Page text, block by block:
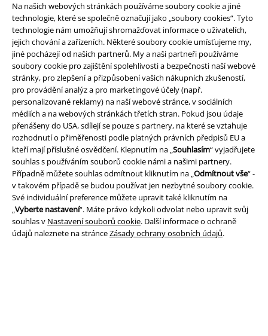
Na našich webových stránkách používáme soubory cookie a jiné
technologie, které se společně označují jako „soubory cookies“. Tyto
technologie nám umožňují shromažďovat informace o uživatelích,
jejich chování a zařízeních. Některé soubory cookie umísťujeme my,
jiné pocházejí od našich partnerů. My a naši partneři používáme
soubory cookie pro zajištění spolehlivosti a bezpečnosti naší webové
stránky, pro zlepšení a přizpůsobení vašich nákupních zkušeností,
pro provádění analýz a pro marketingové účely (např.
personalizované reklamy) na naší webové stránce, v sociálních
médiích a na webových stránkách třetích stran. Pokud jsou údaje
přenášeny do USA, sdílejí se pouze s partnery, na které se vztahuje
rozhodnutí o přiměřenosti podle platných právních předpisů EU a
kteří mají příslušné osvědčení. Klepnutím na „Souhlasím“ vyjadřujete
souhlas s používáním souborů cookie námi a našimi partnery.
Případně můžete souhlas odmítnout kliknutím na „Odmítnout vše“ -
v takovém případě se budou používat jen nezbytné soubory cookie.
Své individuální preference můžete upravit také kliknutím na
„Vyberte nastavení“. Máte právo kdykoli odvolat nebo upravit svůj
souhlas v Nastavení souborů cookie. Další informace o ochraně
údajů naleznete na stránceZásady ochrany osobních údajů.
Staňte se součástí komunity!
Způsoby platby
Bankovní převod Platba na dobírku